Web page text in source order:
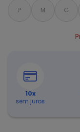
P M G
10x
sem juros